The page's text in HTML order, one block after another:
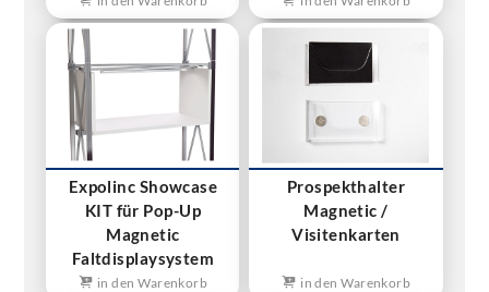
Expolinc Showcase
KIT für Pop-Up
Magnetic
Faltdisplaysystem
in den Warenkorb
Prospekthalter
Magnetic /
Visitenkarten
in den Warenkorb